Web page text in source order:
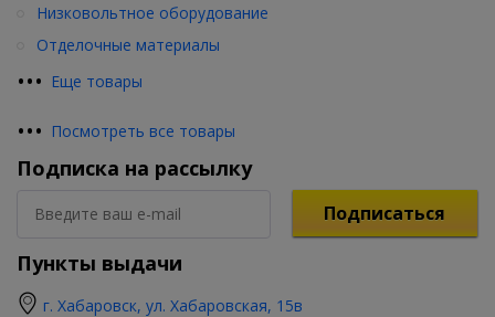
••• Еще товары
Низковольтное оборудование
Отделочные материалы
••• Посмотреть все товары
Подписка на рассылку
Подписаться
Пункты выдачи
г. Хабаровск, ул. Хабаровская, 15в